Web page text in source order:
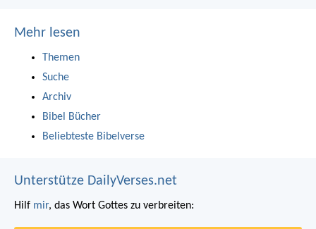
Mehr lesen
Themen
Suche
Archiv
Bibel Bücher
Beliebteste Bibelverse
Unterstütze DailyVerses.net
Hilf mir, das Wort Gottes zu verbreiten: